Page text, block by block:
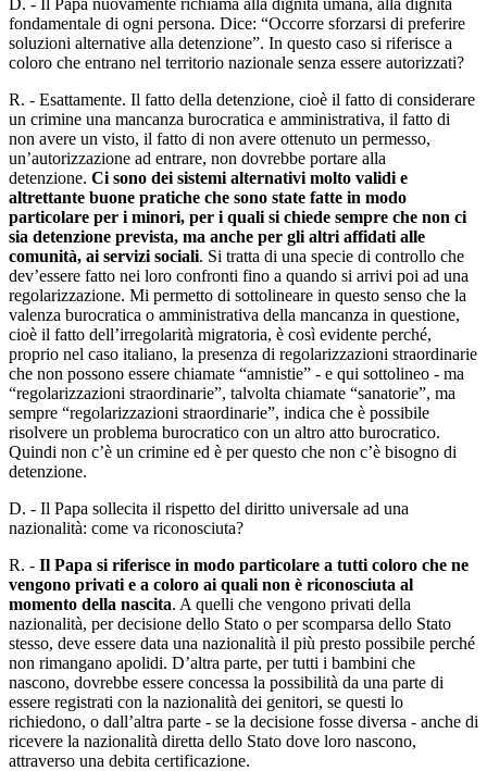
fondamentale di ogni persona. Dice: “Occorre sforzarsi di preferire
soluzioni alternative alla detenzione”. In questo caso si riferisce a
coloro che entrano nel territorio nazionale senza essere autorizzati?
R. - Esattamente. Il fatto della detenzione, cioè il fatto di considerare
un crimine una mancanza burocratica e amministrativa, il fatto di
non avere un visto, il fatto di non avere ottenuto un permesso,
un’autorizzazione ad entrare, non dovrebbe portare alla
detenzione. Ci sono dei sistemi alternativi molto validi e
altrettante buone pratiche che sono state fatte in modo
particolare per i minori, per i quali si chiede sempre che non ci
sia detenzione prevista, ma anche per gli altri affidati alle
comunità, ai servizi sociali. Si tratta di una specie di controllo che
dev’essere fatto nei loro confronti fino a quando si arrivi poi ad una
regolarizzazione. Mi permetto di sottolineare in questo senso che la
valenza burocratica o amministrativa della mancanza in questione,
cioè il fatto dell’irregolarità migratoria, è così evidente perché,
proprio nel caso italiano, la presenza di regolarizzazioni straordinarie
che non possono essere chiamate “amnistie” - e qui sottolineo - ma
“regolarizzazioni straordinarie”, talvolta chiamate “sanatorie”, ma
sempre “regolarizzazioni straordinarie”, indica che è possibile
risolvere un problema burocratico con un altro atto burocratico.
Quindi non c’è un crimine ed è per questo che non c’è bisogno di
detenzione.
D. - Il Papa sollecita il rispetto del diritto universale ad una
nazionalità: come va riconosciuta?
R. - Il Papa si riferisce in modo particolare a tutti coloro che ne
vengono privati e a coloro ai quali non è riconosciuta al
momento della nascita. A quelli che vengono privati della
nazionalità, per decisione dello Stato o per scomparsa dello Stato
stesso, deve essere data una nazionalità il più presto possibile perché
non rimangano apolidi. D’altra parte, per tutti i bambini che
nascono, dovrebbe essere concessa la possibilità da una parte di
essere registrati con la nazionalità dei genitori, se questi lo
richiedono, o dall’altra parte - se la decisione fosse diversa - anche di
ricevere la nazionalità diretta dello Stato dove loro nascono,
attraverso una debita certificazione.